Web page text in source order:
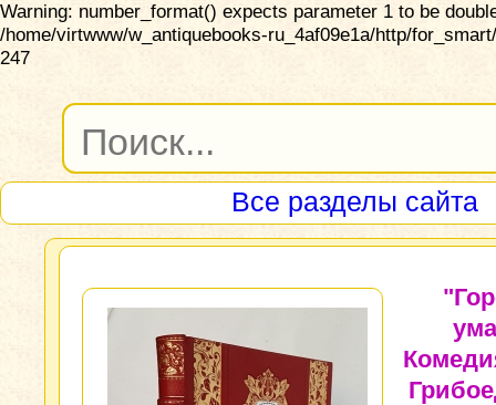
Warning: number_format() expects parameter 1 to be
/home/virtwww/w_antiquebooks-ru_4af09e1a/http/
247
Все разделы сайта